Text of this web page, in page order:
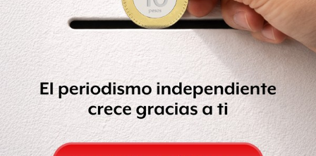
PAN, Gustavo Madero, también asistió al segundo
debate.La llegada de Andrés Manuel López Obrador al
segundo debate.La llegada de Gabriel Quadri al segundo
debate
Compartir Leer después